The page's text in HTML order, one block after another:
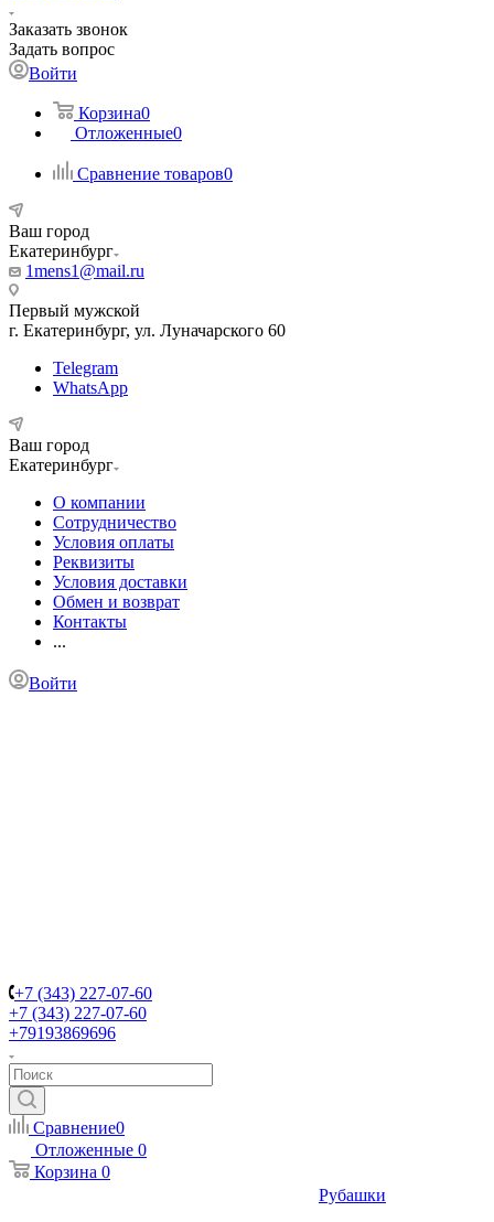
Заказать звонок
Задать вопрос
Войти
Корзина0
Отложенные0
Сравнение товаров0
Ваш город
Екатеринбург
1mens1@mail.ru
Первый мужской
г. Екатеринбург, ул. Луначарского 60
Telegram
WhatsApp
Ваш город
Екатеринбург
О компании
Сотрудничество
Условия оплаты
Реквизиты
Условия доставки
Обмен и возврат
Контакты
...
Войти
+7 (343) 227-07-60
+7 (343) 227-07-60
+79193869696
Сравнение0
Отложенные 0
Корзина 0
Рубашки